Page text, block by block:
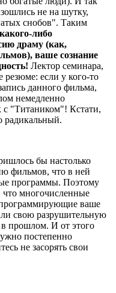
не на шутку,
снобов". Таким
либо
драму (как,
ваше сознание
! Лектор семинара,
резюме: если у кого-то
данного фильма,
немедленно
с "Титаником"! Кстати,
радикальный.
бы настолько
фильмов, что в ней
программы. Поэтому
что многочисленные
ваше
свою разрушительную
в прошлом. И от этого
постепенно
не засорять свои